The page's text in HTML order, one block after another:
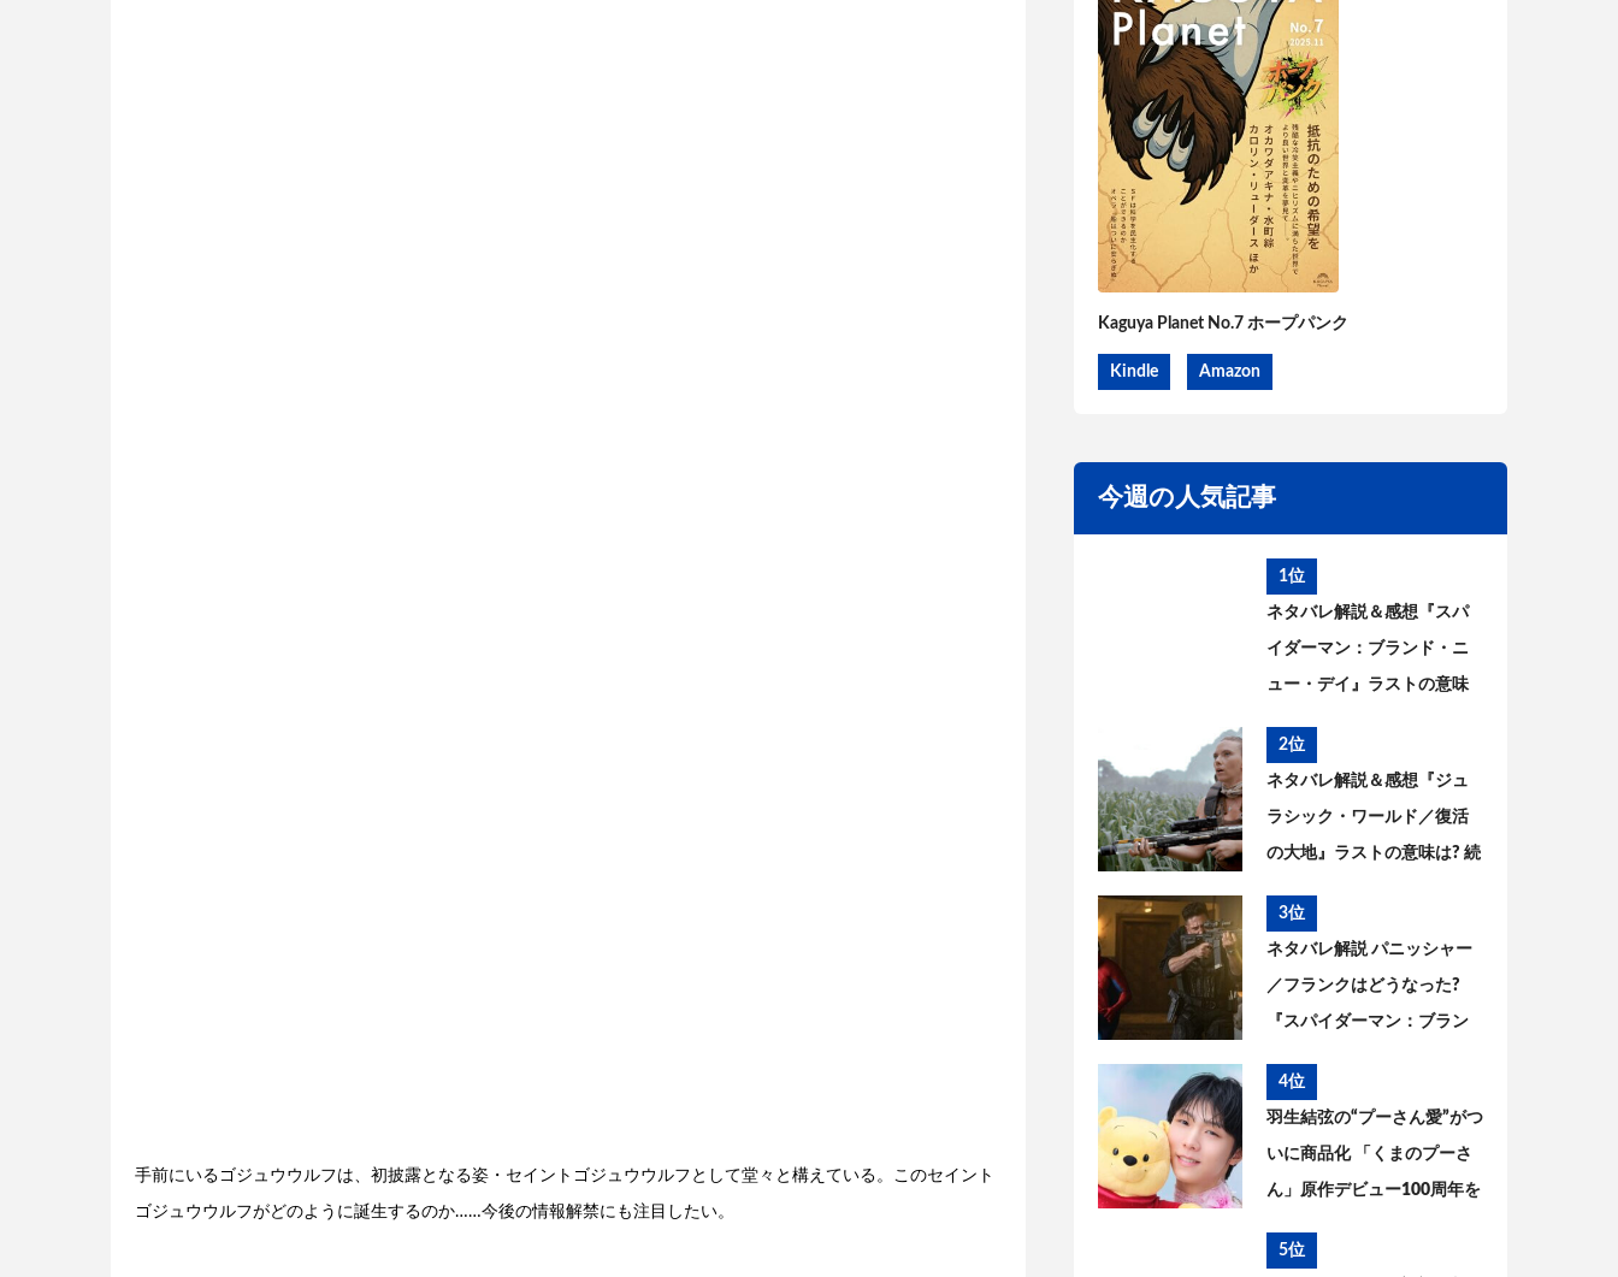
手前にいるゴジュウウルフは、初披露となる姿・セイントゴジュウウルフとして堂々と構えている。このセイント
ゴジュウウルフがどのように誕生するのか……今後の情報解禁にも注目したい。
Kaguya Planet No.7 ホープパンク
Kindle Amazon
今週の人気記事
1位
ネタバレ解説＆感想『スパ
イダーマン：ブランド・ニ
ュー・デイ』ラストの意味
った? 今後を考察
2位
ネタバレ解説＆感想『ジュ
ラシック・ワールド／復活
の大地』ラストの意味は? 続
3位
ネタバレ解説 パニッシャー
／フランクはどうなった?
『スパイダーマン：ブラン
までを考察
4位
羽生結弦の“プーさん愛”がつ
いに商品化 「くまのプーさ
ん」原作デビュー100周年を
5位